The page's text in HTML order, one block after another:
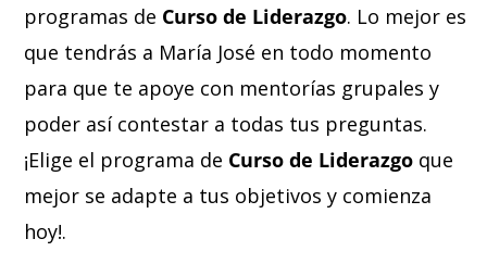
programas de Curso de Liderazgo. Lo mejor es
que tendrás a María José en todo momento
para que te apoye con mentorías grupales y
poder así contestar a todas tus preguntas.
¡Elige el programa de Curso de Liderazgo que
mejor se adapte a tus objetivos y comienza
hoy!.